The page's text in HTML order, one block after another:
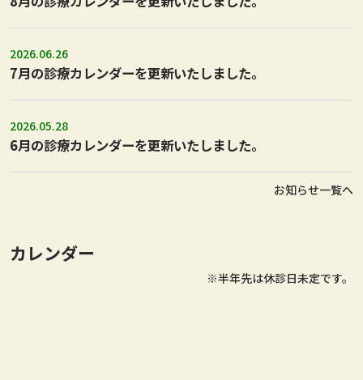
2026.06.26
7月の診療カレンダーを更新いたしました。
2026.05.28
6月の診療カレンダーを更新いたしました。
お知らせ一覧へ
カレンダー
※半年先は休診日未定です。